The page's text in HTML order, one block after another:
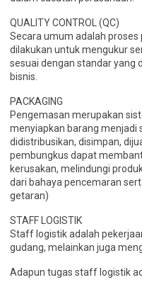
QUALITY CONTROL (QC)
Secara umum adalah proses
dilakukan untuk mengukur
sesuai dengan standar yang
bisnis.
PACKAGING
Pengemasan merupakan
menyiapkan barang menjadi
didistribusikan, disimpan,
pembungkus dapat
kerusakan, melindungi
dari bahaya pencemaran
getaran)
STAFF LOGISTIK
Staff logistik adalah
gudang, melainkan juga
Adapun tugas staff logistik